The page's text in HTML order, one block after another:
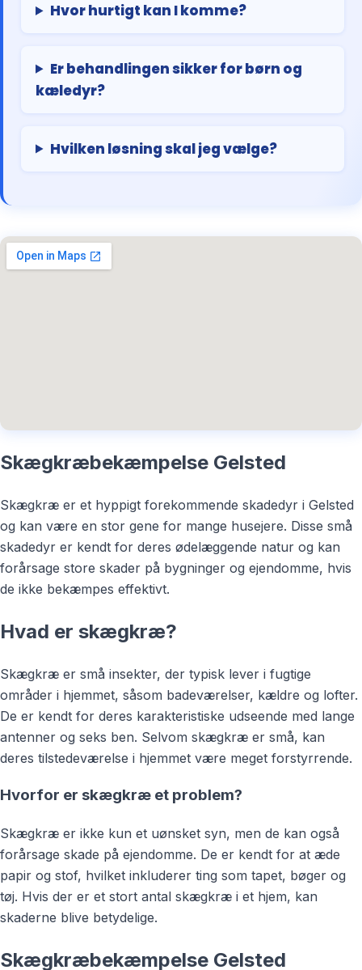
Hvor hurtigt kan I komme?
Er behandlingen sikker for børn og
kæledyr?
Hvilken løsning skal jeg vælge?
Skægkræbekæmpelse Gelsted
Skægkræ er et hyppigt forekommende skadedyr i Gelsted
og kan være en stor gene for mange husejere. Disse små
skadedyr er kendt for deres ødelæggende natur og kan
forårsage store skader på bygninger og ejendomme, hvis
de ikke bekæmpes effektivt.
Hvad er skægkræ?
Skægkræ er små insekter, der typisk lever i fugtige
områder i hjemmet, såsom badeværelser, kældre og lofter.
De er kendt for deres karakteristiske udseende med lange
antenner og seks ben. Selvom skægkræ er små, kan
deres tilstedeværelse i hjemmet være meget forstyrrende.
Hvorfor er skægkræ et problem?
Skægkræ er ikke kun et uønsket syn, men de kan også
forårsage skade på ejendomme. De er kendt for at æde
papir og stof, hvilket inkluderer ting som tapet, bøger og
tøj. Hvis der er et stort antal skægkræ i et hjem, kan
skaderne blive betydelige.
Skægkræbekæmpelse Gelsted